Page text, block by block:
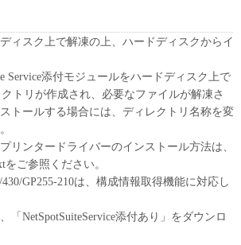
も、「本ソフトウェア」に関して、商品性
性の保証を含め、いかなる保証も、明示た
切しないものとします。
社、キヤノンの関連会社、それらの販売代
も、「本ソフトウェア」の使用または使用
害（逸失利益およびその他の派生的または
らに限定されない全ての損害を言いま
認められる限り、一切の責任を負わないも
ノン、キヤノンの子会社、キヤノンの関連
または販売店がかかる損害の可能性につい
同様です。
社、キヤノンの関連会社、それらの販売代
も、「本ソフトウェア」、または「本ソフ
ィスク上で解凍の上、ハードディスクからイ
Service添付モジュールをハードディスク上で
トリが作成され、必要なファイルが解凍さ
トールする場合には、ディレクトリ名称を変
リンタードライバーのインストール方法は、
をご参照ください。
GP255-210は、構成情報取得機能に対応し
「NetSpotSuiteService添付あり」をダウンロ